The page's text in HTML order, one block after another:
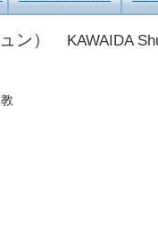
ン） KAWAIDA